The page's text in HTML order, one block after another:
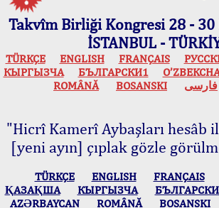
Takvîm Birliği Kongresi 28 - 30
İSTANBUL -
TÜRKÇE ENGLISH FRANÇAIS
КЫPГЫЗЧA
БЪЛГАРСКИ1
ROMÂNĂ
BOSANSKI فارسی
"Hicrî Kamerî Aybaşları hesâb
[yeni ayın] çıplak gözle
TÜRKÇE ENGLISH FRANÇAIS
ҚАЗАҚША
КЫPГЫЗЧA
AZӘRBAYCAN
ROMÂNĂ BOSANSKI